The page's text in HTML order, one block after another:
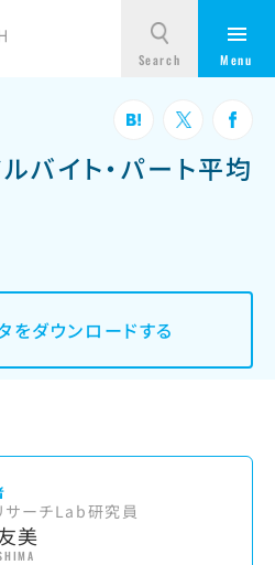
バイト・パート平均
をダウンロードする
サーチLab研究員
美